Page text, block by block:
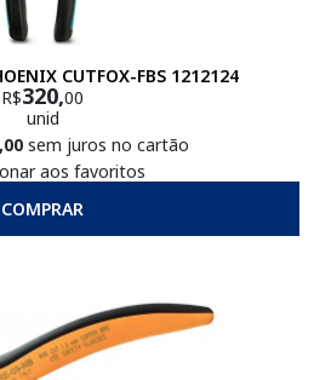
CUTFOX-FBS 1212124
R$320,00
unid
sem juros no cartão
aos favoritos
COMPRAR